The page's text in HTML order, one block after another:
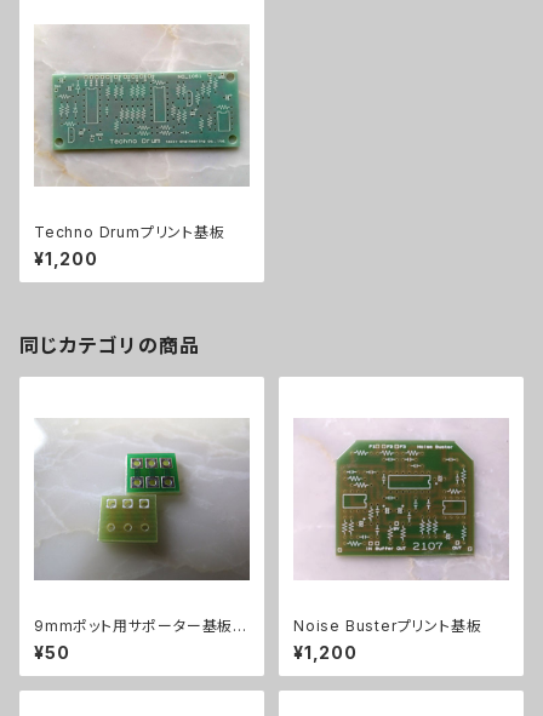
Techno Drumプリント基板
¥1,200
同じカテゴリの商品
9mmポット用サポーター基板縦
出し
¥50
Noise Busterプリント基板
¥1,200